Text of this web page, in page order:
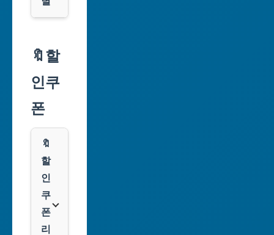
울
특
별
부
산
광
역
시
대
🔖할
인쿠
폰
🔖
할
인
쿠
폰
리